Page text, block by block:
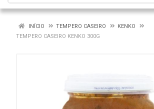
INÍCIO TEMPERO CASEIRO
KENKO
TEMPERO CASEIRO KENKO 300G